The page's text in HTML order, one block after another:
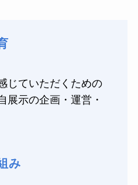
じていただくための
展示の企画・運営・
み